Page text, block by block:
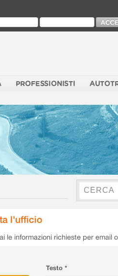
PROFESSIONISTI
l'ufficio
le informazioni richieste per email
Testo *